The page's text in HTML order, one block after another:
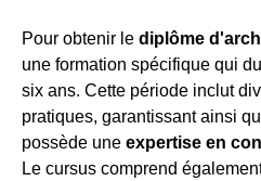
Pour obtenir le diplôme
une formation spécifique qui
six ans. Cette période inclut
pratiques, garantissant ainsi
possède une expertise en
Le cursus comprend